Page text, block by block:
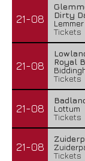
21-08
Dirty
Lemmer
Tickets
21-08
Royal
Tickets
21-08
Lottum
Tickets
21-08
Tickets